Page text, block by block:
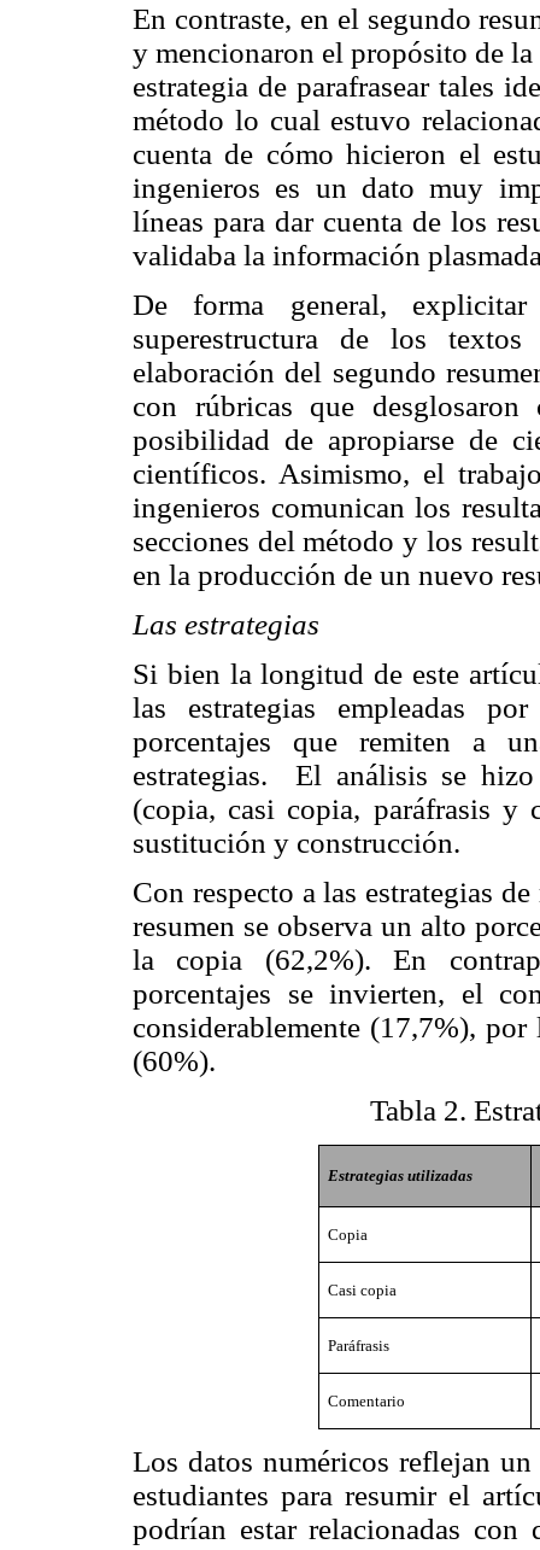
En contraste, en el segundo
y mencionaron el propósito de
estrategia de parafrasear tales
método lo cual estuvo
cuenta de cómo hicieron el
ingenieros es un dato muy
líneas para dar cuenta de los
validaba la información
De forma general,
superestructura de los
elaboración del segundo
con rúbricas que
posibilidad de apropiarse de
científicos. Asimismo, el
ingenieros comunican los
secciones del método y los
en la producción de un nuevo
Las estrategias
Si bien la longitud de este
las estrategias empleadas
porcentajes que remiten a
estrategias. El análisis se
(copia, casi copia, paráfrasis y
sustitución y construcción.
Con respecto a las estrategias
resumen se observa un alto
la copia (62,2%). En
porcentajes se invierten, el
considerablemente (17,7%),
(60%).
Tabla 2.
Estrategias utilizadas
Copia
Casi copia
Paráfrasis
Comentario
Los datos numéricos reflejan
estudiantes para resumir el
podrían estar relacionadas